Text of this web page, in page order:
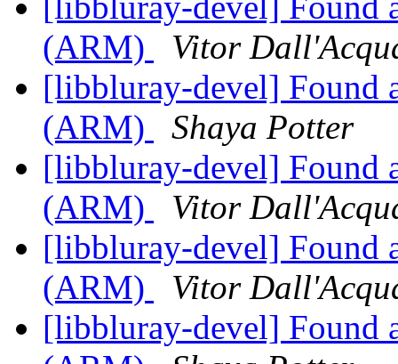
(ARM)
Vitor
[libbluray-devel] Found
(ARM)
Shaya Potter
[libbluray-devel] Found
(ARM)
Vitor
[libbluray-devel] Found
(ARM)
Vitor
[libbluray-devel] Found